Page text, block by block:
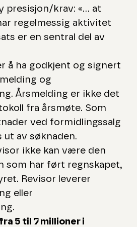
presisjon/krav: «... at
regelmessig aktivitet
er en sentral del av
å ha godkjent og signert
og
Årsmelding er ikke det
fra årsmøte. Som
ved formidlingssalg
ut av søknaden.
ikke kan være den
som har ført regnskapet,
Revisor leverer
eller
5 til 7 millioner i